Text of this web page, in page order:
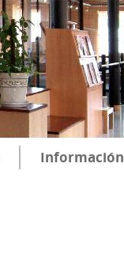
Información